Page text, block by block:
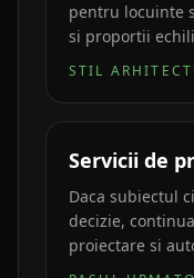
pentru locuinte
si proportii
STIL
Servicii de
Daca subiectul
decizie,
proiectare si